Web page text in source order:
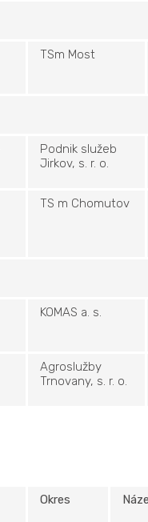
TSm Most
Podnik služeb
Jirkov, s. r. o.
TS m Chomutov
KOMAS a. s.
Agroslužby
Trnovany, s. r. o.
Okres